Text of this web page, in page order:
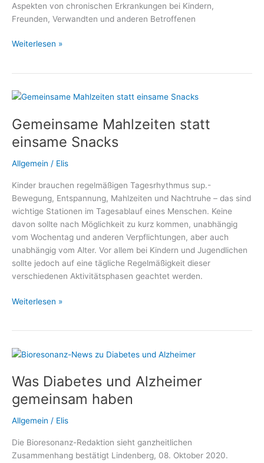
Aspekten von chronischen Erkrankungen bei Kindern,
Freunden, Verwandten und anderen Betroffenen
Manchmal
Nichts
tun
Ein
Plädoyer
einen
gelasseneren
Umgang
mit
Blutzuckerwerten
Weiterlesen »
Gemeinsame Mahlzeiten statt
einsame Snacks
Allgemein / Elis
Kinder brauchen regelmäßigen Tagesrhythmus sup.-
Bewegung, Entspannung, Mahlzeiten und Nachtruhe – das sind
wichtige Stationen im Tagesablauf eines Menschen. Keine
davon sollte nach Möglichkeit zu kurz kommen, unabhängig
vom Wochentag und anderen Verpflichtungen, aber auch
unabhängig vom Alter. Vor allem bei Kindern und Jugendlichen
sollte jedoch auf eine tägliche Regelmäßigkeit dieser
verschiedenen Aktivitätsphasen geachtet werden.
Gemeinsame
Snacks
Weiterlesen »
Was Diabetes und Alzheimer
gemeinsam haben
Allgemein / Elis
Die Bioresonanz-Redaktion sieht ganzheitlichen
Zusammenhang bestätigt Lindenberg, 08. Oktober 2020.